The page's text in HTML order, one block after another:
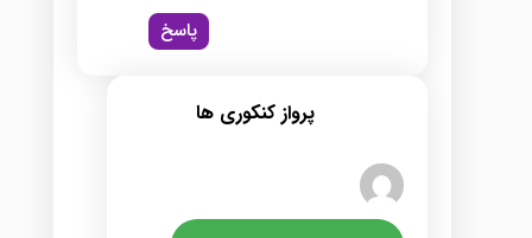
پاسخ
پرواز کنکوری ها